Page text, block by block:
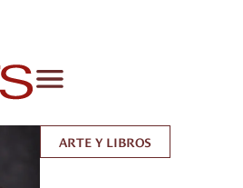
ARTE Y LIBROS